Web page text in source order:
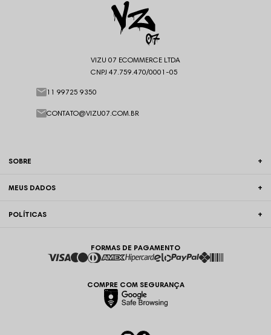
SOBRE
MEUS DADOS
POLÍTICAS
VIZU 07 ECOMMERCE LTDA
CNPJ 47.759.470/0001-05
11 99725 9350
CONTATO@VIZU07.COM.BR
FORMAS DE PAGAMENTO
COMPRE COM SEGURANÇA